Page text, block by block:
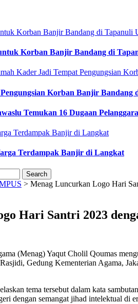
Korban Banjir Bandang di
Korban Banjir Bandang
Temukan 16 Dugaan
Terdampak Banjir di Langkat
> Menag Luncurkan Logo Hari
Hari Santri 2023
(Menag) Yaqut Cholil Qoumas
Gedung Kementerian Agama,
tema tersebut dalam kata
dengan semangat jihad intelektual di